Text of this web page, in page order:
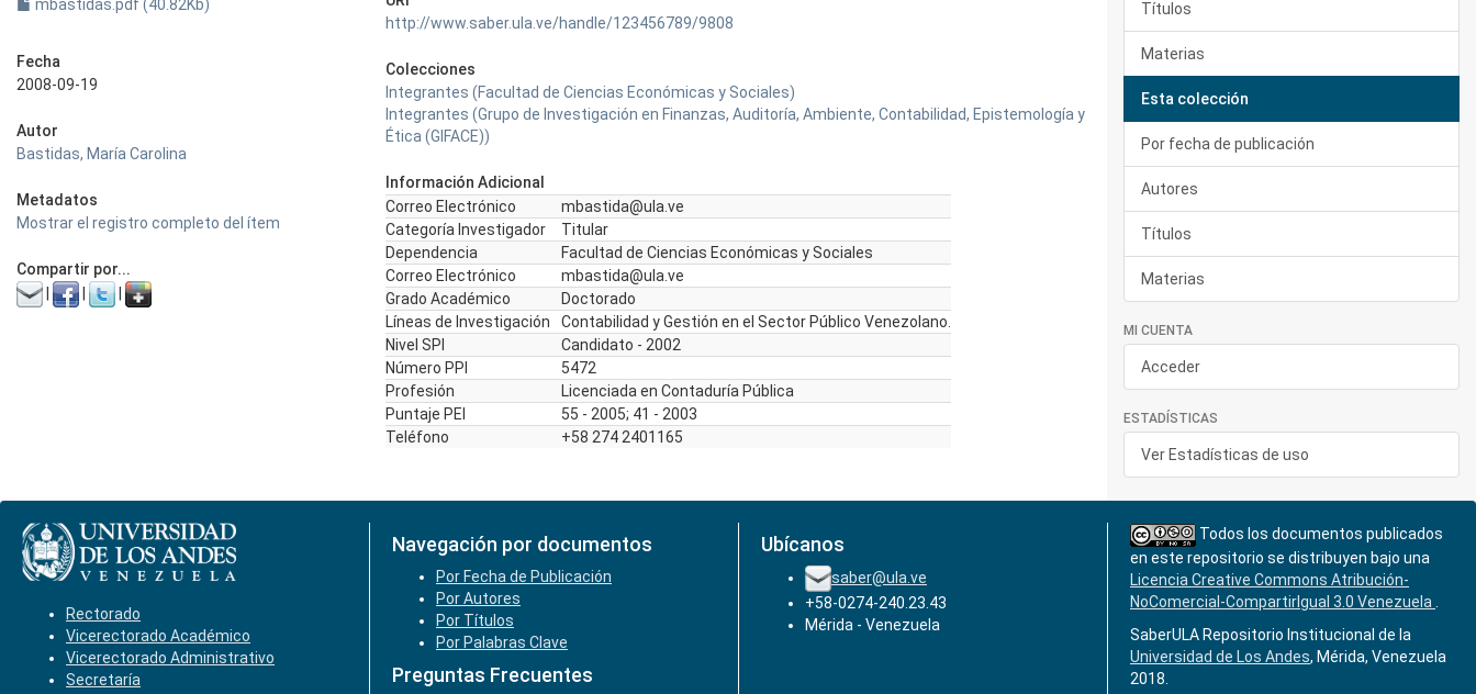
mbastidas.pdf (40.82Kb)
Fecha
2008-09-19
Autor
Bastidas, María Carolina
Metadatos
Mostrar el registro completo del ítem
Compartir por...
http://www.saber.ula.ve/handle/123456789/9808
Colecciones
Integrantes (Facultad de Ciencias Económicas y Sociales)
Integrantes (Grupo de Investigación en Finanzas, Auditoría, Ambiente, Contabilidad, Epistemología y
Ética (GIFACE))
Información Adicional
Correo Electrónico
mbastida@ula.ve
Categoría Investigador
Titular
Dependencia
Facultad de Ciencias Económicas y Sociales
Correo Electrónico
mbastida@ula.ve
Grado Académico
Doctorado
Líneas de Investigación
Contabilidad y Gestión en el Sector Público Venezolano.
Nivel SPI
Candidato - 2002
Número PPI
5472
Profesión
Licenciada en Contaduría Pública
Puntaje PEI
55 - 2005; 41 - 2003
Teléfono
+58 274 2401165
Títulos
Materias
Esta colección
Por fecha de publicación
Autores
Títulos
Materias
MI CUENTA
Acceder
ESTADÍSTICAS
Ver Estadísticas de uso
Rectorado
Vicerectorado Académico
Vicerectorado Administrativo
Secretaría
Navegación por documentos
Por Fecha de Publicación
Por Autores
Por Títulos
Por Palabras Clave
Preguntas Frecuentes
Ubícanos
saber@ula.ve
+58-0274-240.23.43
Mérida - Venezuela
Todos los documentos publicados
en este repositorio se distribuyen bajo una
Licencia Creative Commons Atribución-
NoComercial-CompartirIgual 3.0 Venezuela
SaberULA Repositorio Institucional de la
Universidad de Los Andes, Mérida, Venezuela
2018.